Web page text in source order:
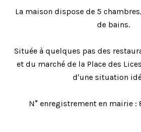
La maison dispose de 5
de bains.
Située à quelques pas des
et du marché de la Place des
d'une situation
N° enregistrement en mairie :